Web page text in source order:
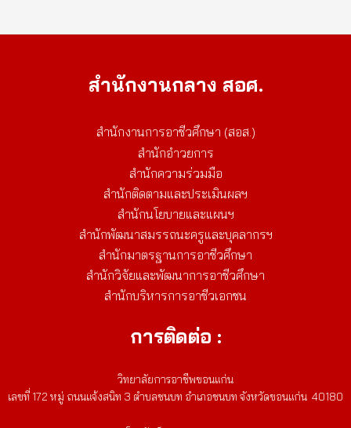
สำนักงานกลาง สอศ.
สำนักงานการอาชีวศึกษา (สอส.)
สำนักอำวยการ
สำนักความร่วมมือ
สำนักติดตามและประเมินผลฯ
สำนักนโยบายและแผนฯ
สำนักพัฒนาสมรรถนะครูและบุคลากรฯ
สำนักมาตรฐานการอาชีวศึกษา
สำนักวิจัยและพัฒนาการอาชีวศึกษา
สำนักบริหารการอาชีวเอกชน
การติดต่อ :
วิทยาลัยการอาชีพขอนแก่น
เลขที่ 172 หมู่ ถนนแจ้งสนิท 3 ตำบลชนบท อำเภอชนบท จังหวัดขอนแก่น 40180